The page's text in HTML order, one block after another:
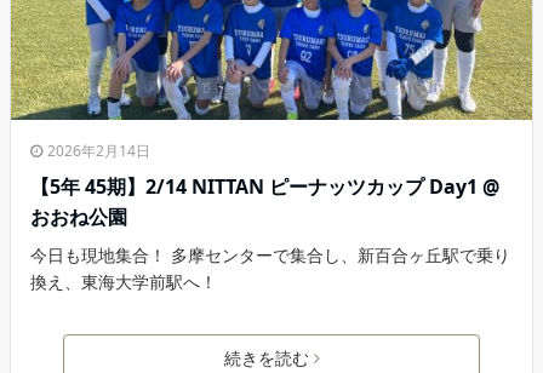
2026年2月14日
【5年 45期】2/14 NITTAN ピーナッツカップ Day1 @
おおね公園
今日も現地集合！ 多摩センターで集合し、新百合ヶ丘駅で乗り
換え、東海大学前駅へ！
続きを読む